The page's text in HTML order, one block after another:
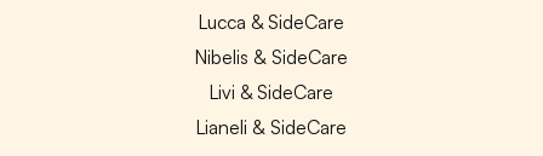
Lucca & SideCare
Nibelis & SideCare
Livi & SideCare
Lianeli & SideCare